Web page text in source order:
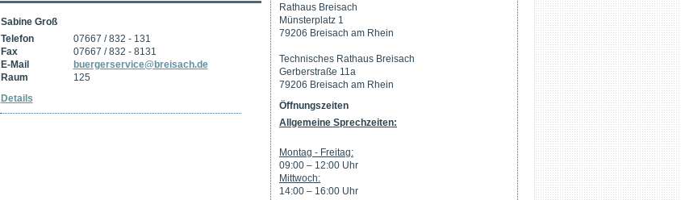
Sabine Groß
Telefon
07667 / 832 - 131
Fax
07667 / 832 - 8131
E-Mail
buergerservice@breisach.de
Raum
125
Details
Rathaus Breisach
Münsterplatz 1
79206 Breisach am Rhein
Technisches Rathaus Breisach
Gerberstraße 11a
79206 Breisach am Rhein
Öffnungszeiten
Allgemeine Sprechzeiten:
Montag - Freitag:
09:00 – 12:00 Uhr
Mittwoch:
14:00 – 16:00 Uhr